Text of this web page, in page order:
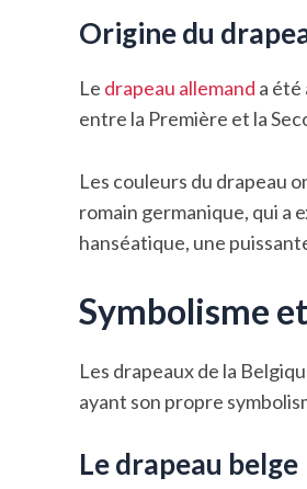
Origine du
Le drapeau allemand a été
entre la Première et la
Les couleurs du drapeau
romain germanique, qui a
hanséatique, une
Symbolisme
Les drapeaux de la
ayant son propre
Le drapeau belge